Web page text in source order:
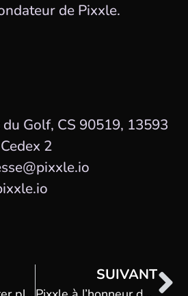
de Pixxle.
Golf, CS 90519, 13593
2
SUIVANT